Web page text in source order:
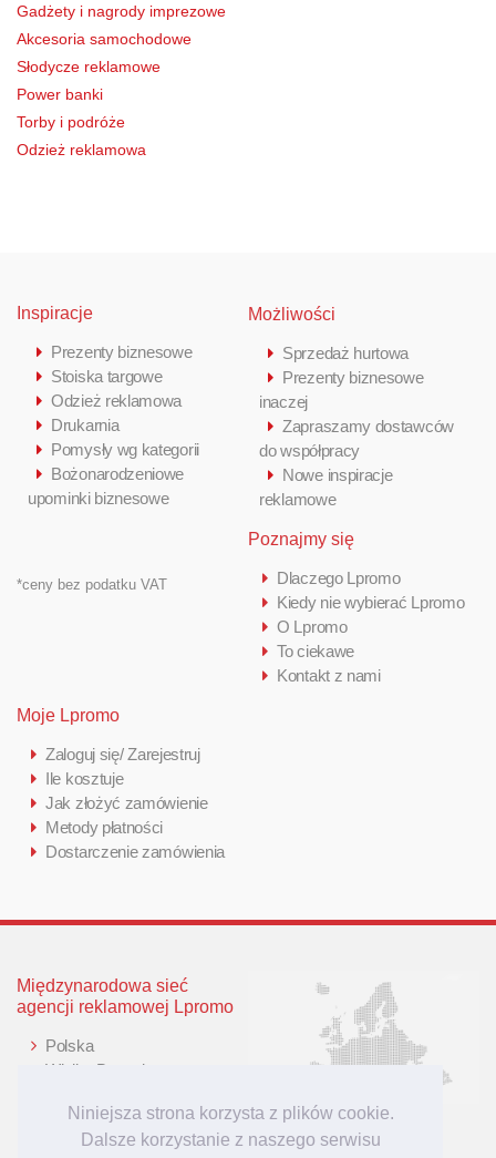
Niniejsza strona korzysta z plików cookie.
Dalsze korzystanie z naszego serwisu
Gadżety i nagrody imprezowe
Akcesoria samochodowe
Słodycze reklamowe
Power banki
Torby i podróże
Odzież reklamowa
Inspiracje
Prezenty biznesowe
Stoiska targowe
Odzież reklamowa
Drukarnia
Pomysły wg kategorii
Bożonarodzeniowe
upominki biznesowe
*ceny bez podatku VAT
Możliwości
Sprzedaż hurtowa
Prezenty biznesowe
inaczej
Zapraszamy dostawców
do współpracy
Nowe inspiracje
reklamowe
Poznajmy się
Dlaczego Lpromo
Kiedy nie wybierać Lpromo
O Lpromo
To ciekawe
Kontakt z nami
Moje Lpromo
Zaloguj się/ Zarejestruj
Ile kosztuje
Jak złożyć zamówienie
Metody płatności
Dostarczenie zamówienia
Międzynarodowa sieć
agencji reklamowej Lpromo
Polska
Wielka Brytania
Litwa
Łotwa